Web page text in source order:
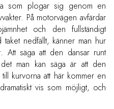
som plogar sig genom en
På motorvägen avfärdar
och den fullständigt
nedfällt, känner man hur
Att säga att den dansar runt
man kan säga är att den
kurvorna att här kommer en
vis som möjligt, och